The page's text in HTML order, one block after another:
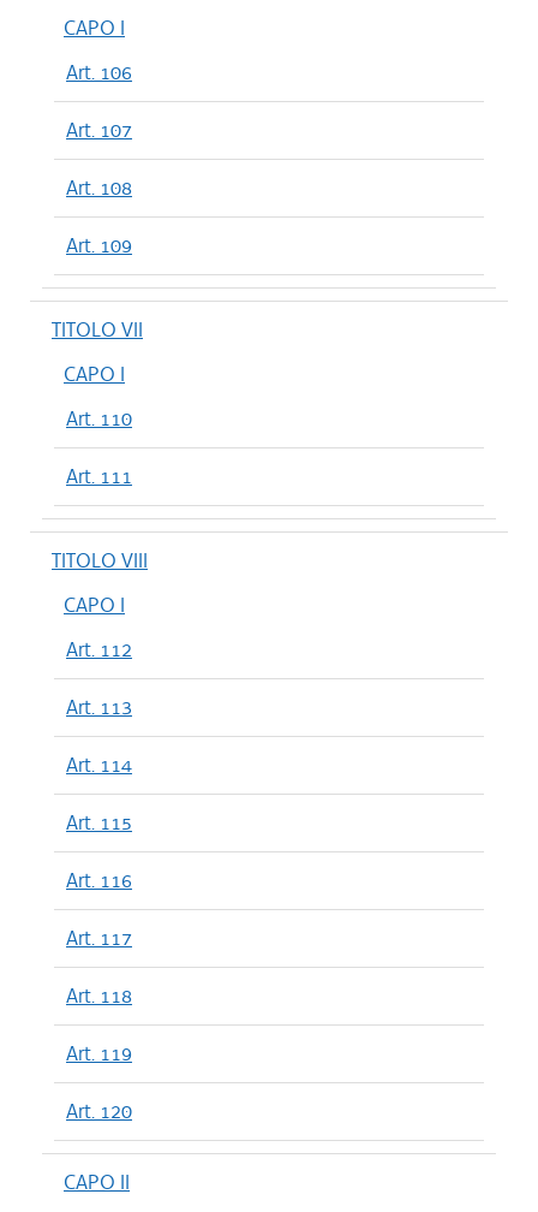
CAPO I
Art. 106
Art. 107
Art. 108
Art. 109
TITOLO VII
CAPO I
Art. 110
Art. 111
TITOLO VIII
CAPO I
Art. 112
Art. 113
Art. 114
Art. 115
Art. 116
Art. 117
Art. 118
Art. 119
Art. 120
CAPO II